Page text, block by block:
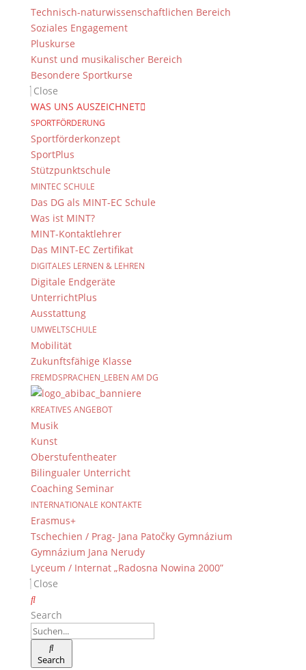
Technisch-naturwissenschaftlichen Bereich
Soziales Engagement
Pluskurse
Kunst und musikalischer Bereich
Besondere Sportkurse
Close
WAS UNS AUSZEICHNET
SPORTFÖRDERUNG
Sportförderkonzept
SportPlus
Stützpunktschule
MINTEC SCHULE
Das DG als MINT-EC Schule
Was ist MINT?
MINT-Kontaktlehrer
Das MINT-EC Zertifikat
DIGITALES LERNEN & LEHREN
Digitale Endgeräte
UnterrichtPlus
Ausstattung
UMWELTSCHULE
Mobilität
Zukunftsfähige Klasse
FREMDSPRACHEN_LEBEN AM DG
KREATIVES ANGEBOT
Musik
Kunst
Oberstufentheater
Bilingualer Unterricht
Coaching Seminar
INTERNATIONALE KONTAKTE
Erasmus+
Tschechien / Prag- Jana Patočky Gymnázium
Gymnázium Jana Nerudy
Lyceum / Internat „Radosna Nowina 2000”
Close
Search
Search